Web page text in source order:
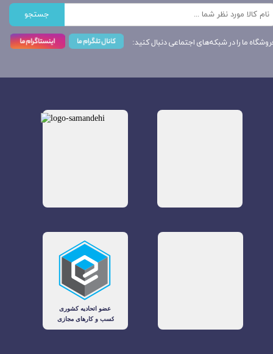
جستجو
ما را در شبکه‌های اجتماعی دنبال کنید: